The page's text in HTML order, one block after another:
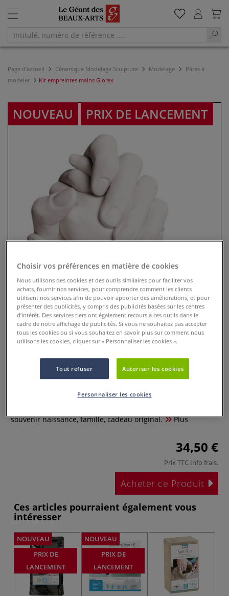
Page d'accueil Céramique Modelage Sculpture Modelage
Pâtes à
modeler
Kit empreintes mains Glorex
NOUVEAU PRIX DE LANCEMENT
Kit empreintes mains Glorex
0 Commentaires
Kit empreintes Memories : masse végétale, 500 g moulage +
souvenir naissance, famille, cadeau original.
Plus
34,50 €
Prix TTC Info frais.
Acheter ce Produit
Ces articles pourraient également vous
intéresser
NOUVEAU
PRIX DE
LANCEMENT
NOUVEAU
PRIX DE
LANCEMENT
Choisir vos préférences en matière de cookies
Nous utilisons des cookies et des outils similaires pour faciliter vos
achats, fournir nos services, pour comprendre comment les clients
utilisent nos services afin de pouvoir apporter des améliorations, et pour
présenter des publicités, y compris des publicités basées sur les centres
d’intérêt. Des services tiers ont également recours à ces outils dans le
cadre de notre affichage de publicités. Si vous ne souhaitez pas accepter
tous les cookies ou si vous souhaitez en savoir plus sur comment nous
utilisons les cookies, cliquer sur « Personnaliser les cookies ».
Tout refuser Autoriser les cookies
Personnaliser les cookies